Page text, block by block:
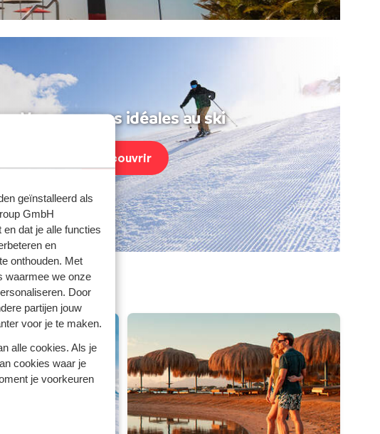
geïnstalleerd als
GmbH
dat je alle functies
en
onthouden. Met
waarmee we onze
Door
partijen jouw
voor je te maken.
alle cookies. Als je
cookies waar je
je voorkeuren
Vos vacances idéales au ski
Découvrir